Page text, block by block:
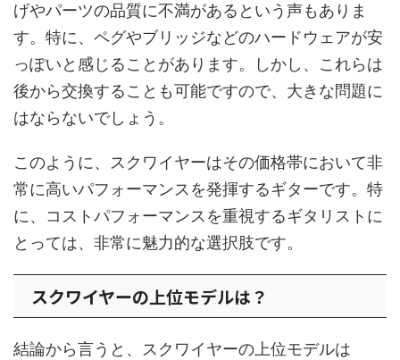
げやパーツの品質に不満があるという声もありま
す。特に、ペグやブリッジなどのハードウェアが安
っぽいと感じることがあります。しかし、これらは
後から交換することも可能ですので、大きな問題に
はならないでしょう。
このように、スクワイヤーはその価格帯において非
常に高いパフォーマンスを発揮するギターです。特
に、コストパフォーマンスを重視するギタリストに
とっては、非常に魅力的な選択肢です。
スクワイヤーの上位モデルは？
結論から言うと、スクワイヤーの上位モデルは